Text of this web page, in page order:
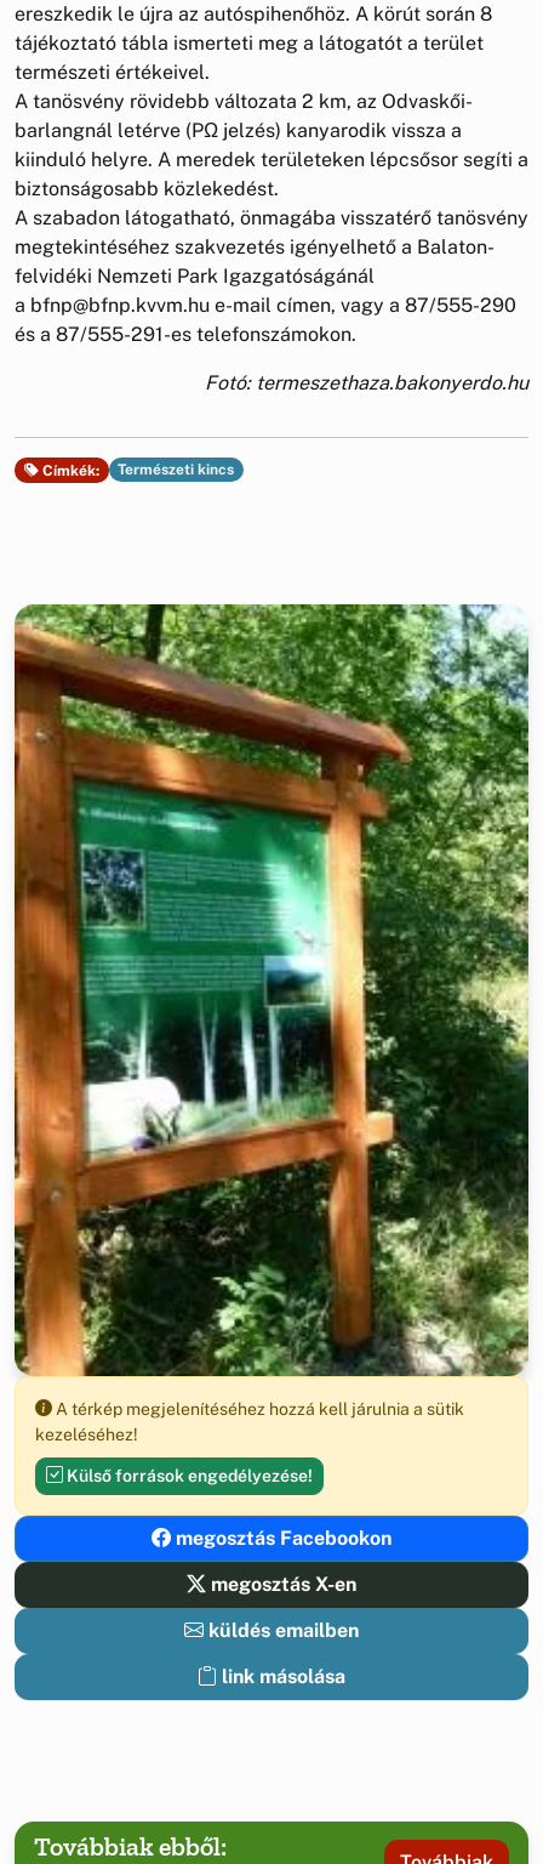
ereszkedik le újra az autóspihenőhöz. A körút során 8
tájékoztató tábla ismerteti meg a látogatót a terület
természeti értékeivel.
A tanösvény rövidebb változata 2 km, az Odvaskői-
barlangnál letérve (PΩ jelzés) kanyarodik vissza a
kiinduló helyre. A meredek területeken lépcsősor segíti a
biztonságosabb közlekedést.
A szabadon látogatható, önmagába visszatérő tanösvény
megtekintéséhez szakvezetés igényelhető a Balaton-
felvidéki Nemzeti Park Igazgatóságánál
a bfnp@bfnp.kvvm.hu e-mail címen, vagy a 87/555-290
és a 87/555-291-es telefonszámokon.
Fotó: termeszethaza.bakonyerdo.hu
Címkék: Természeti kincs
A térkép megjelenítéséhez hozzá kell járulnia a sütik
kezeléséhez!
Külső források engedélyezése!
megosztás Facebookon
megosztás X-en
küldés emailben
link másolása
Továbbiak ebből: